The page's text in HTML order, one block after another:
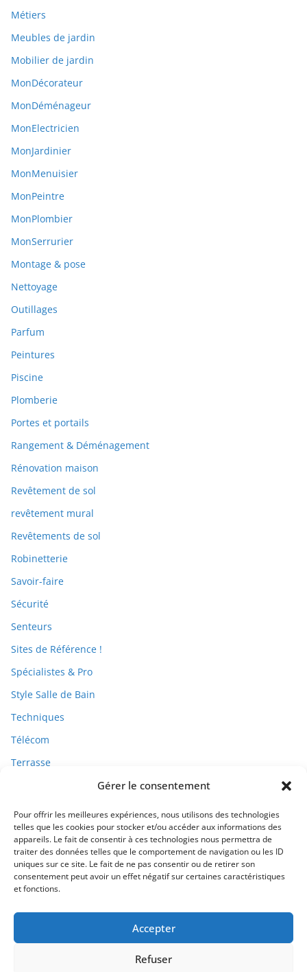
Gérer le consentement
Pour offrir les meilleures expériences, nous utilisons des technologies
telles que les cookies pour stocker et/ou accéder aux informations des
appareils. Le fait de consentir à ces technologies nous permettra de
traiter des données telles que le comportement de navigation ou les ID
uniques sur ce site. Le fait de ne pas consentir ou de retirer son
consentement peut avoir un effet négatif sur certaines caractéristiques
et fonctions.
Accepter
Refuser
Métiers
Meubles de jardin
Mobilier de jardin
MonDécorateur
MonDéménageur
MonElectricien
MonJardinier
MonMenuisier
MonPeintre
MonPlombier
MonSerrurier
Montage & pose
Nettoyage
Outillages
Parfum
Peintures
Piscine
Plomberie
Portes et portails
Rangement & Déménagement
Rénovation maison
Revêtement de sol
revêtement mural
Revêtements de sol
Robinetterie
Savoir-faire
Sécurité
Senteurs
Sites de Référence !
Spécialistes & Pro
Style Salle de Bain
Techniques
Télécom
Terrasse